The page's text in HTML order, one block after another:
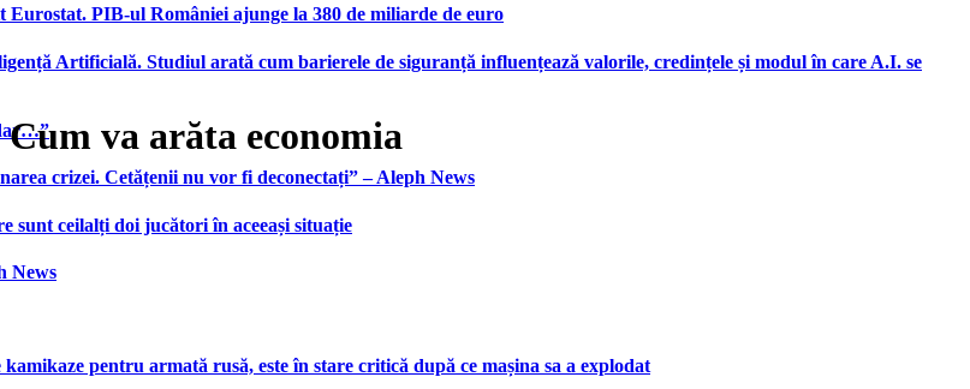
PIB-ul României ajunge la 380 de miliarde de euro
Artificială. Studiul arată cum barierele de siguranță influențează valorile, credințele și modul în care A.I. se
crizei. Cetățenii nu vor fi deconectați” – Aleph News
sunt ceilalți doi jucători în aceeași situație
News
pentru armată rusă, este în stare critică după ce mașina sa a explodat
va arăta economia